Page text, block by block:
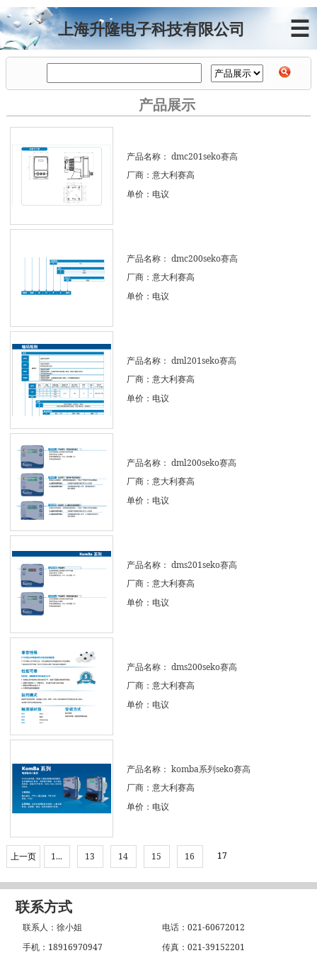
上海升隆电子科技有限公司 ☰
产品展示
产品名称： dmc201seko赛高
厂商：意大利赛高
单价：电议
产品名称： dmc200seko赛高
厂商：意大利赛高
单价：电议
产品名称： dml201seko赛高
厂商：意大利赛高
单价：电议
产品名称： dml200seko赛高
厂商：意大利赛高
单价：电议
产品名称： dms201seko赛高
厂商：意大利赛高
单价：电议
产品名称： dms200seko赛高
厂商：意大利赛高
单价：电议
产品名称： komba系列seko赛高
厂商：意大利赛高
单价：电议
上一页 1... 13 14 15 16 17
联系方式
联系人：徐小姐
电话：021-60672012
手机：18916970947
传真：021-39152201